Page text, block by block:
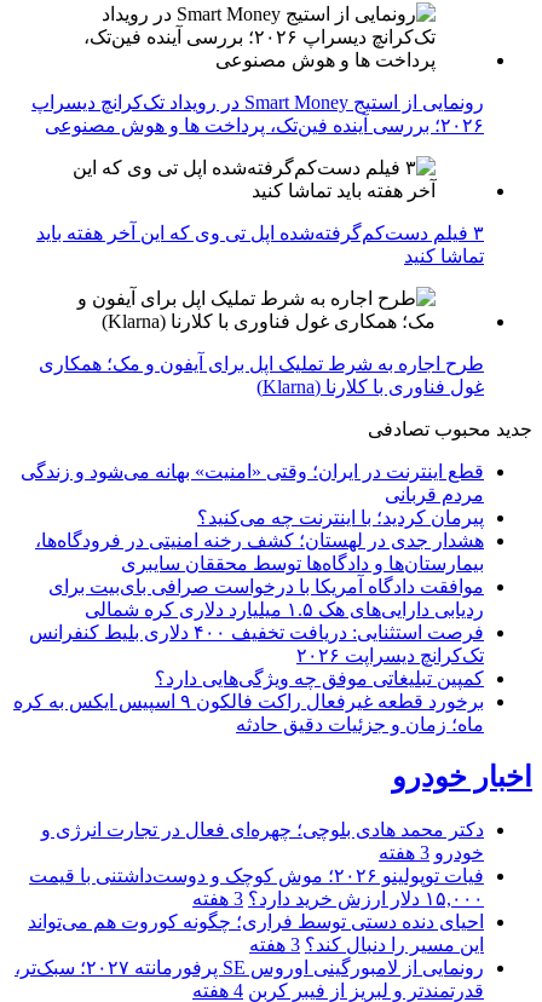
رونمایی از استیج Smart Money در رویداد تک‌کرانچ دیسراپ
۲۰۲۶؛ بررسی آینده فین‌تک، پرداخت‌ ها و هوش مصنوعی
۳ فیلم دست‌کم‌گرفته‌شده اپل تی وی که این آخر هفته باید
تماشا کنید
طرح اجاره به شرط تملیک اپل برای آیفون و مک؛ همکاری
غول فناوری با کلارنا (Klarna)
جدید محبوب تصادفی
قطع اینترنت در ایران؛ وقتی «امنیت» بهانه می‌شود و زندگی
مردم قربانی
پیرمان کردید؛ با اینترنت چه می‌کنید؟
هشدار جدی در لهستان؛ کشف رخنه امنیتی در فرودگاه‌ها،
بیمارستان‌ها و دادگاه‌ها توسط محققان سایبری
موافقت دادگاه آمریکا با درخواست صرافی بای‌بیت برای
ردیابی دارایی‌های هک ۱.۵ میلیارد دلاری کره شمالی
فرصت استثنایی: دریافت تخفیف ۴۰۰ دلاری بلیط کنفرانس
تک‌کرانچ دیسراپت ۲۰۲۶
کمپین تبلیغاتی موفق چه ویژگی‌هایی دارد؟
برخورد قطعه غیرفعال راکت فالکون ۹ اسپیس ایکس به کره
ماه؛ زمان و جزئیات دقیق حادثه
اخبار خودرو
دکتر محمد هادی بلوچی؛ چهره‌ای فعال در تجارت انرژی و
خودرو 3 هفته
فیات توپولینو ۲۰۲۶؛ موش کوچک و دوست‌داشتنی با قیمت
۱۵,۰۰۰ دلار ارزش خرید دارد؟
3 هفته
احیای دنده دستی توسط فراری؛ چگونه کوروت هم می‌تواند
این مسیر را دنبال کند؟ 3 هفته
رونمایی از لامبورگینی اوروس SE پرفورمانته ۲۰۲۷؛ سبک‌تر،
قدرتمندتر و لبریز از فیبر کربن 4 هفته